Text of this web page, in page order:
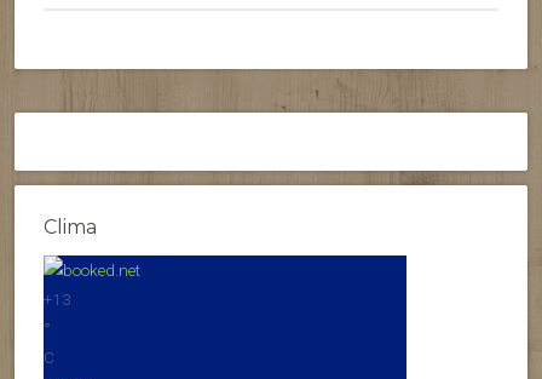
Clima
+13
°
C